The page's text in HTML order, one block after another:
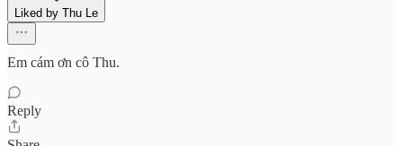
Liked by Thu Le
Em cám ơn cô Thu.
Reply